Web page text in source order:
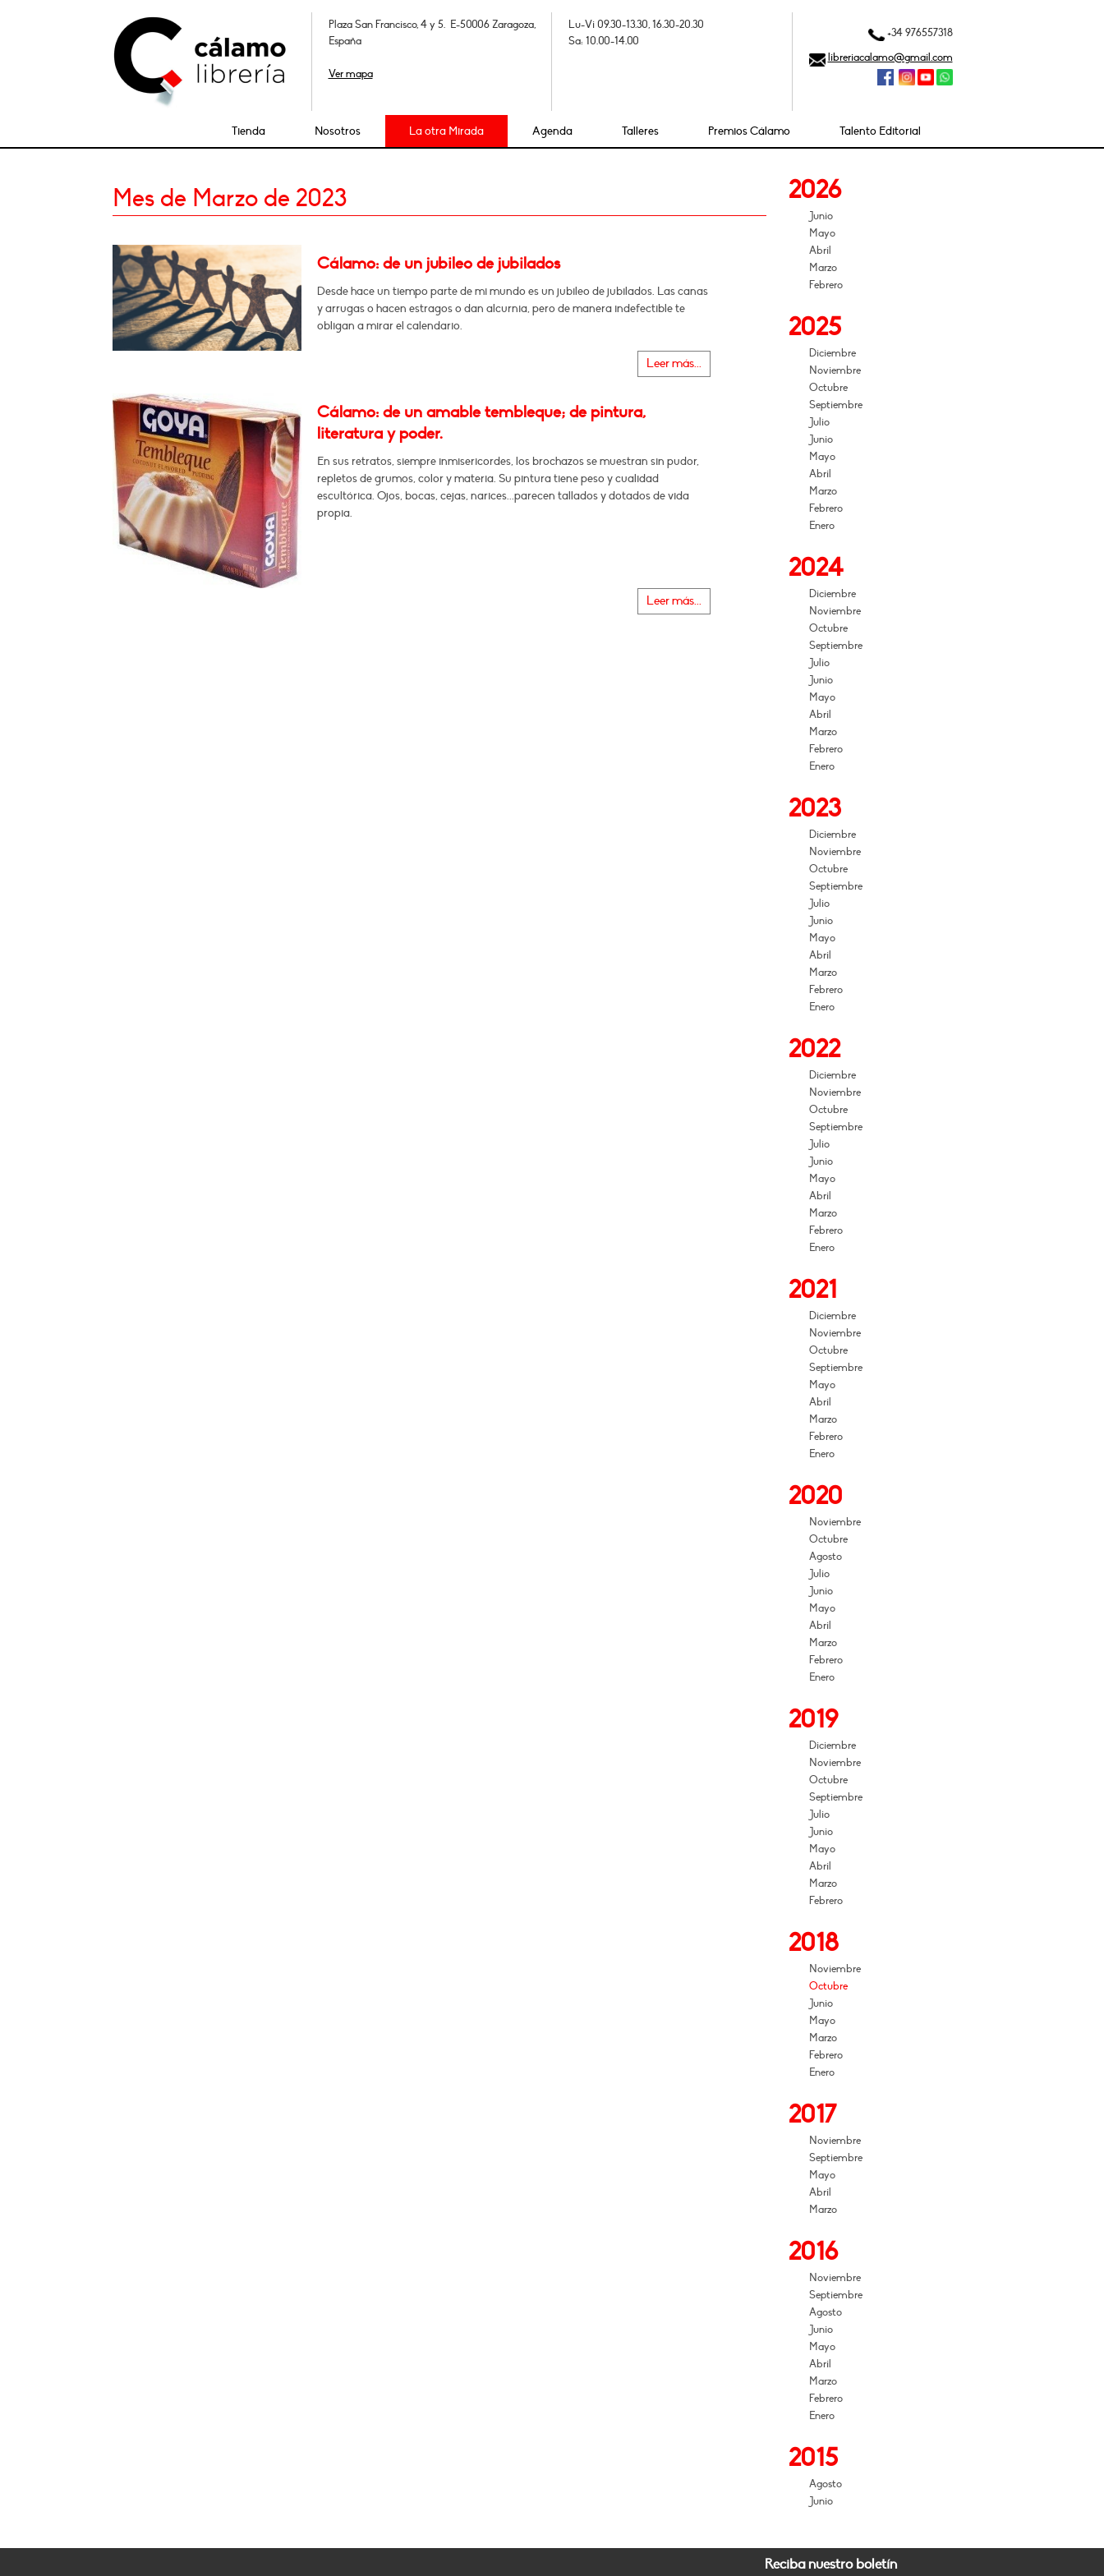
Plaza San Francisco, 4 y 5. E-50006 Zaragoza,
España
Ver mapa
Lu-Vi 09.30-13.30, 16.30-20.30
Sa: 10.00-14.00
+34 976557318
libreriacalamo@gmail.com
Tienda Nosotros La otra Mirada Agenda Talleres Premios Cálamo Talento Editorial
Mes de Marzo de 2023
Cálamo: de un jubileo de jubilados
Desde hace un tiempo parte de mi mundo es un jubileo de jubilados. Las canas
y arrugas o hacen estragos o dan alcurnia, pero de manera indefectible te
obligan a mirar el calendario.
Leer más...
Cálamo: de un amable tembleque; de pintura,
literatura y poder.
En sus retratos, siempre inmisericordes, los brochazos se muestran sin pudor,
repletos de grumos, color y materia. Su pintura tiene peso y cualidad
escultórica. Ojos, bocas, cejas, narices...parecen tallados y dotados de vida
propia.
Leer más...
2026
Junio
Mayo
Abril
Marzo
Febrero
2025
Diciembre
Noviembre
Octubre
Septiembre
Julio
Junio
Mayo
Abril
Marzo
Febrero
Enero
2024
Diciembre
Noviembre
Octubre
Septiembre
Julio
Junio
Mayo
Abril
Marzo
Febrero
Enero
2023
Diciembre
Noviembre
Octubre
Septiembre
Julio
Junio
Mayo
Abril
Marzo
Febrero
Enero
2022
Diciembre
Noviembre
Octubre
Septiembre
Julio
Junio
Mayo
Abril
Marzo
Febrero
Enero
2021
Diciembre
Noviembre
Octubre
Septiembre
Mayo
Abril
Marzo
Febrero
Enero
2020
Noviembre
Octubre
Agosto
Julio
Junio
Mayo
Abril
Marzo
Febrero
Enero
2019
Diciembre
Noviembre
Octubre
Septiembre
Julio
Junio
Mayo
Abril
Marzo
Febrero
2018
Noviembre
Octubre
Junio
Mayo
Marzo
Febrero
Enero
2017
Noviembre
Septiembre
Mayo
Abril
Marzo
2016
Noviembre
Septiembre
Agosto
Junio
Mayo
Abril
Marzo
Febrero
Enero
2015
Agosto
Junio
Reciba nuestro boletín